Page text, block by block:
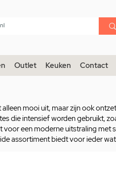
Outlet Keuken Contact
mooi uit, maar zijn ook
die intensief worden gebruikt,
een moderne uitstraling met
assortiment biedt voor ieder